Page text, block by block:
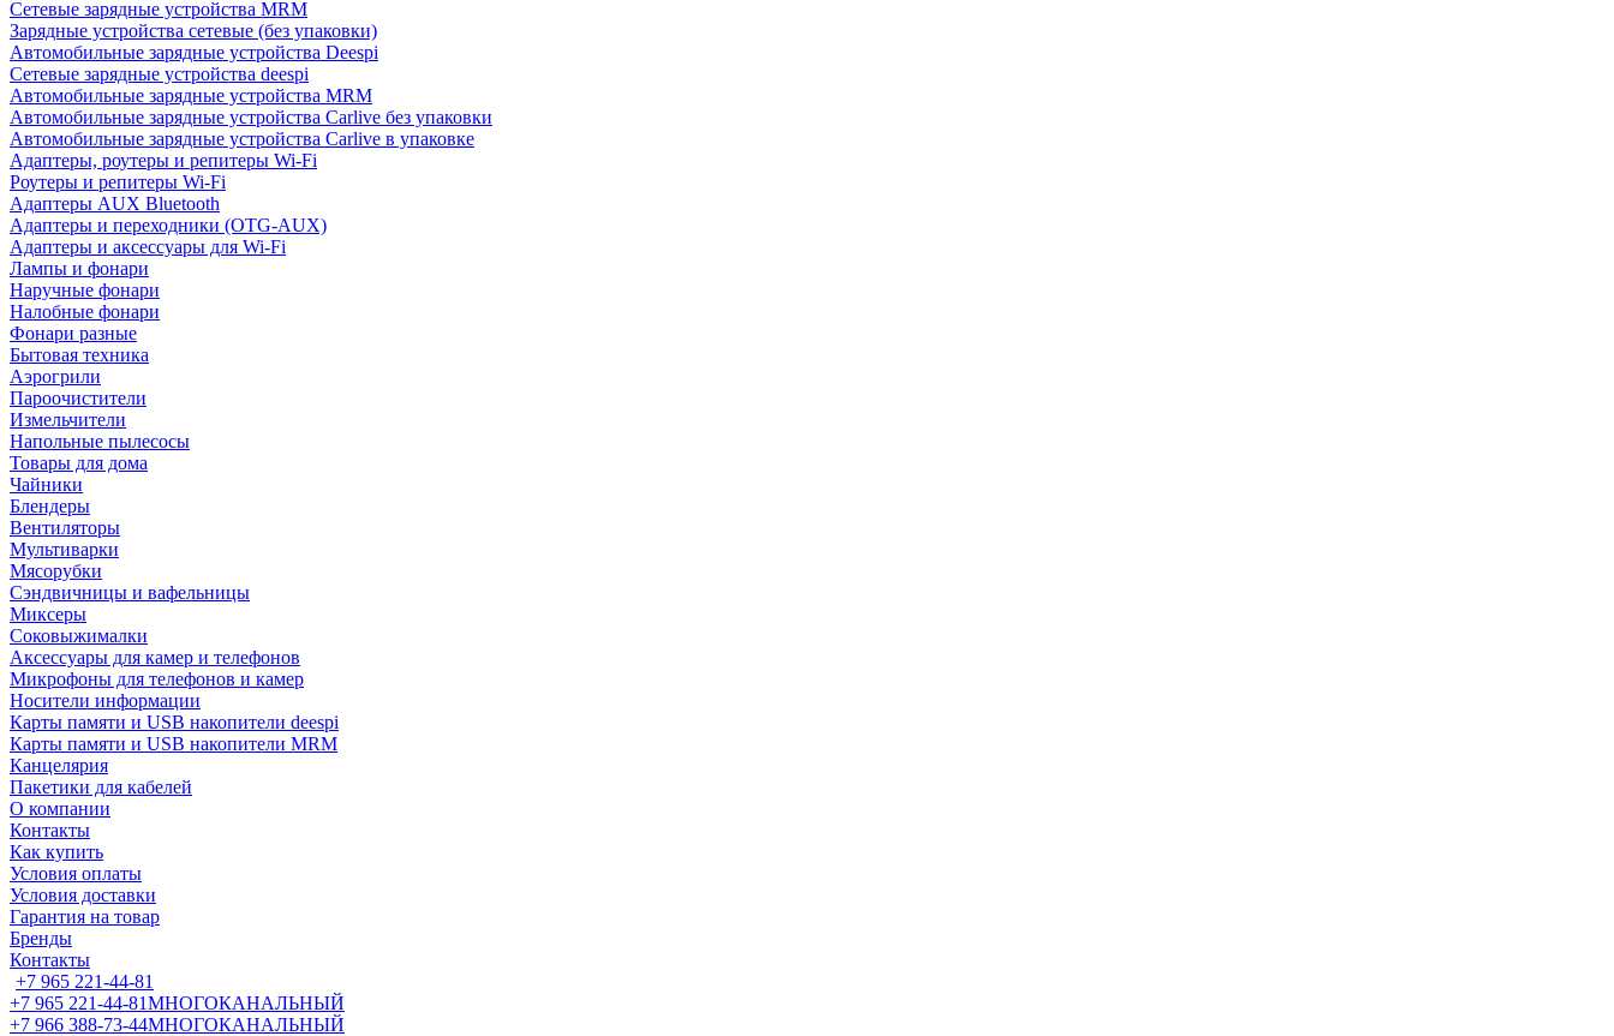
Сетевые зарядные устройства MRM
Зарядные устройства сетевые (без упаковки)
Автомобильные зарядные устройства Deespi
Сетевые зарядные устройства deespi
Автомобильные зарядные устройства MRM
Автомобильные зарядные устройства Carlive без упаковки
Автомобильные зарядные устройства Carlive в упаковке
Адаптеры, роутеры и репитеры Wi-Fi
Роутеры и репитеры Wi-Fi
Адаптеры AUX Bluetooth
Адаптеры и переходники (OTG-AUX)
Адаптеры и аксессуары для Wi-Fi
Лампы и фонари
Наручные фонари
Налобные фонари
Фонари разные
Бытовая техника
Аэрогрили
Пароочистители
Измельчители
Напольные пылесосы
Товары для дома
Чайники
Блендеры
Вентиляторы
Мультиварки
Мясорубки
Сэндвичницы и вафельницы
Миксеры
Соковыжималки
Аксессуары для камер и телефонов
Микрофоны для телефонов и камер
Носители информации
Карты памяти и USB накопители deespi
Карты памяти и USB накопители MRM
Канцелярия
Пакетики для кабелей
О компании
Контакты
Как купить
Условия оплаты
Условия доставки
Гарантия на товар
Бренды
Контакты
+7 965 221-44-81
+7 965 221-44-81МНОГОКАНАЛЬНЫЙ
+7 966 388-73-44МНОГОКАНАЛЬНЫЙ